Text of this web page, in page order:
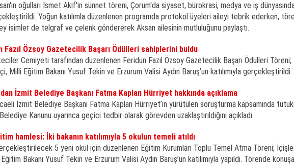
oğulları İsmet Akif'in sünnet töreni, Çorum'da siyaset, bürokrasi, medya ve iş
Yoğun katılımla düzenlenen programda protokol üyeleri aileyi tebrik ederken,
isimler de telgraf ve çelenk göndererek Aksan ailesinin mutluluğunu paylaştı.
Fazıl Özsoy Gazetecilik Başarı Ödülleri sahiplerini buldu
Cemiyeti tarafından düzenlenen Feridun Fazıl Özsoy Gazetecilik Başarı Ödülleri
Millî Eğitim Bakanı Yusuf Tekin ve Erzurum Valisi Aydın Baruş’un katılımıyla gerçekleştirildi.
İzmit Belediye Başkanı Fatma Kaplan Hürriyet hakkında açıklama
İzmit Belediye Başkanı Fatma Kaplan Hürriyet’in yürütülen soruşturma kapsamında
Kanunu uyarınca geçici tedbir olarak görevden uzaklaştırıldığını açıkladı.
hamlesi: İki bakanın katılımıyla 5 okulun temeli atıldı
5 yeni okul için düzenlenen Eğitim Kurumları Toplu Temel Atma Töreni;
Bakanı Yusuf Tekin ve Erzurum Valisi Aydın Baruş’un katılımıyla yapıldı. Törende